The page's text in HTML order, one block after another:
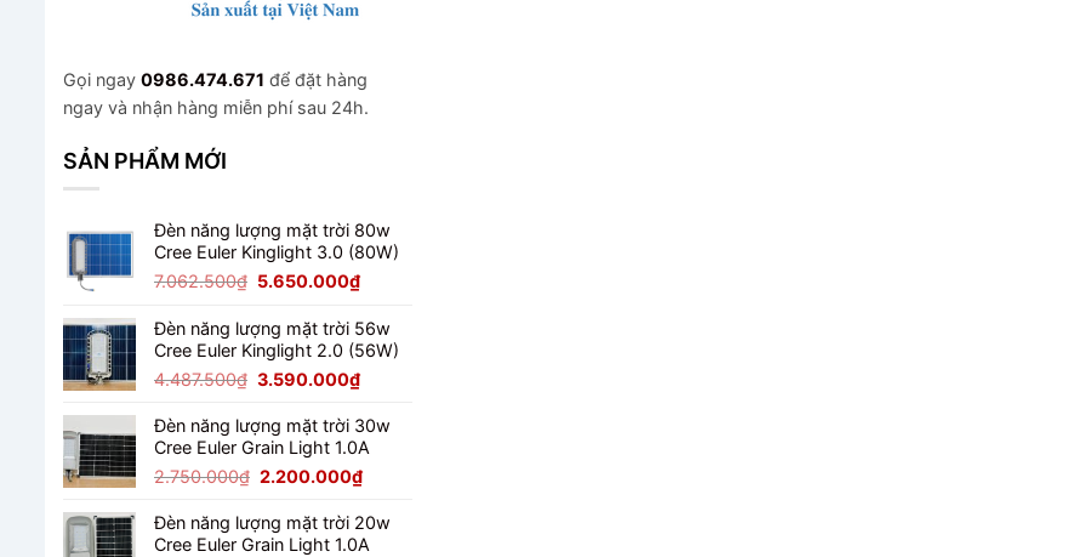
Gọi ngay 0986.474.671 để đặt hàng
ngay và nhận hàng miễn phí sau 24h.
SẢN PHẨM MỚI
Đèn năng lượng mặt trời 80w
Cree Euler Kinglight 3.0 (80W)
7.062.500₫ Giá
là:
7.062.500₫.
5.650.000₫Giá
tại
là:
5.650.000₫.
Đèn năng lượng mặt trời 56w
Cree Euler Kinglight 2.0 (56W)
4.487.500₫ Giá
là:
4.487.500₫.
3.590.000₫Giá
tại
là:
3.590.000₫.
Đèn năng lượng mặt trời 30w
Cree Euler Grain Light 1.0A
2.750.000₫ Giá
là:
2.750.000₫.
2.200.000₫Giá
tại
là:
Đèn năng lượng mặt trời 20w
Cree Euler Grain Light 1.0A